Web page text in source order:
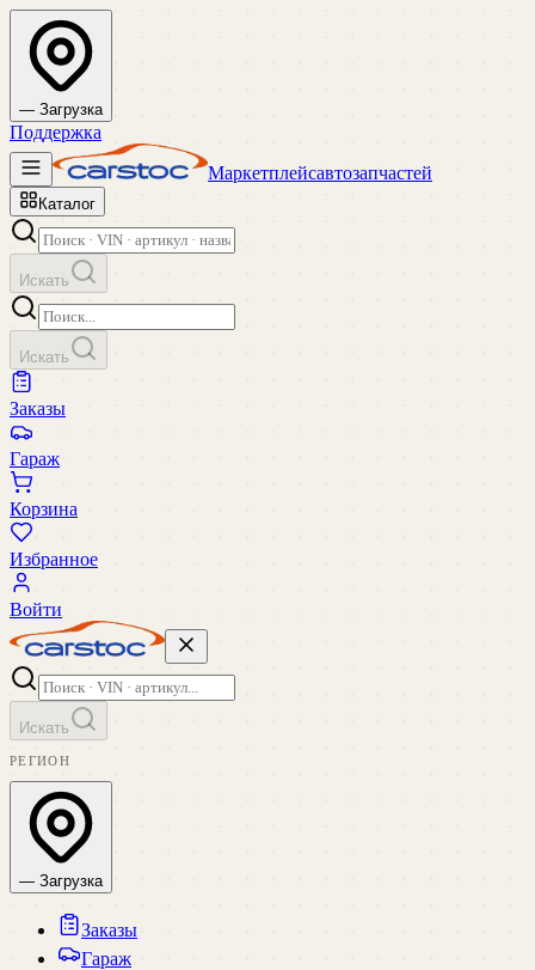
— Загрузка
Поддержка
Маркетплейсавтозапчастей
Каталог
Искать
Искать
Заказы
Гараж
Корзина
Избранное
Войти
Искать
РЕГИОН
— Загрузка
Заказы
Гараж